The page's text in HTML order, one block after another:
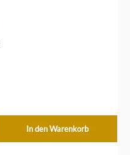
In den Warenkorb